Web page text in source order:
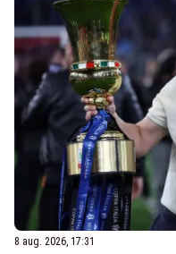
8 aug. 2026, 17:31